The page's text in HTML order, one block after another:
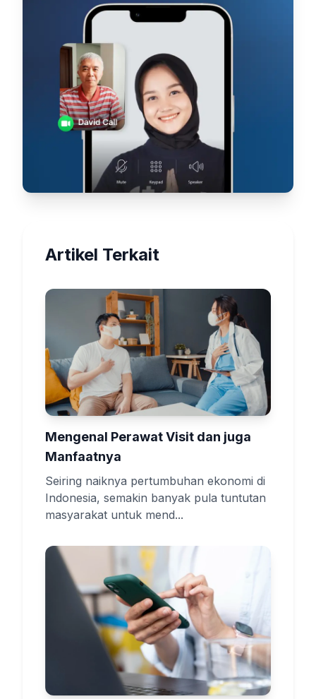
Artikel Terkait
Mengenal Perawat Visit dan juga
Manfaatnya
Seiring naiknya pertumbuhan ekonomi di
Indonesia, semakin banyak pula tuntutan
masyarakat untuk mend...